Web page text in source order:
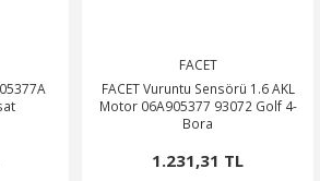
FACET
FACET Vuruntu Sensörü 1.6 AKL
Motor 06A905377 93072 Golf 4-
Bora
1.231,31 TL